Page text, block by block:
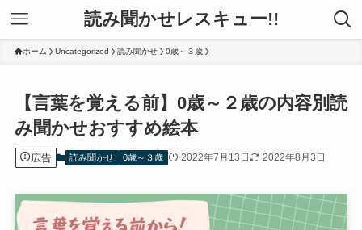
読み聞かせレスキュー!!
ホーム Uncategorized 読み聞かせ 0歳～３歳
【言葉を覚える前】0歳～２歳の内容別読
み聞かせおすすめ絵本
広告 読み聞かせ 0歳～３歳 2022年7月13日 2022年8月3日